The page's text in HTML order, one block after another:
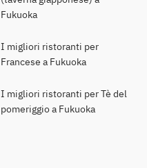
Fukuoka
I migliori ristoranti per
Francese a Fukuoka
I migliori ristoranti per Tè del
pomeriggio a Fukuoka